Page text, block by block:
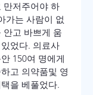
만저주어야 하
가는 사람이 없
안고 바쁘게 움
었다. 의료사
150여 명에게
고 의약품및 영
을 베풀었다.